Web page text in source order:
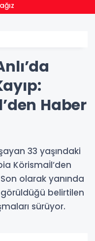
Haber
33 yaşındaki
Körismaİl’den
olarak yanında
belirtilen
sürüyor.